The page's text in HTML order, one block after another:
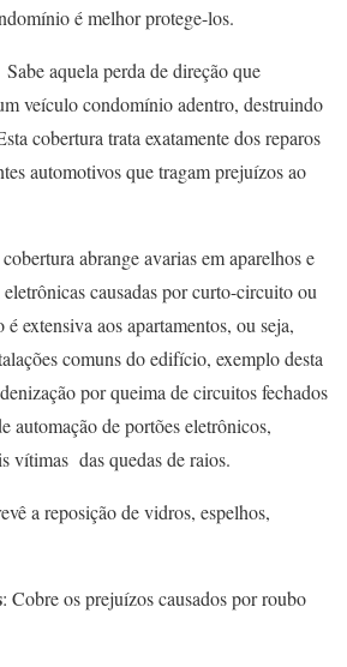
é melhor protege-los.
aquela perda de direção que
veículo condomínio adentro, destruindo
cobertura trata exatamente dos reparos
automotivos que tragam prejuízos ao
abrange avarias em aparelhos e
causadas por curto-circuito ou
extensiva aos apartamentos, ou seja,
comuns do edifício, exemplo desta
por queima de circuitos fechados
automação de portões eletrônicos,
vítimas das quedas de raios.
a reposição de vidros, espelhos,
: Cobre os prejuízos causados por roubo